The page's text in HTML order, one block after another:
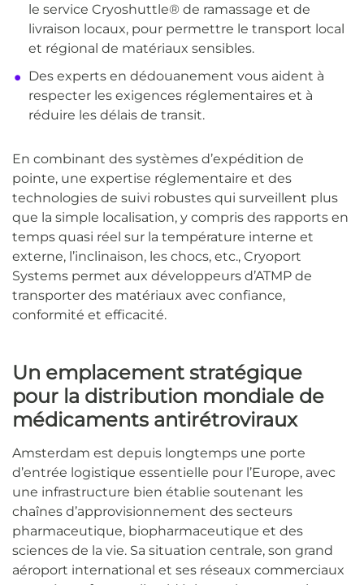
le service Cryoshuttle® de ramassage et de
livraison locaux, pour permettre le transport local
et régional de matériaux sensibles.
Des experts en dédouanement vous aident à
respecter les exigences réglementaires et à
réduire les délais de transit.
En combinant des systèmes d’expédition de
pointe, une expertise réglementaire et des
technologies de suivi robustes qui surveillent plus
que la simple localisation, y compris des rapports en
temps quasi réel sur la température interne et
externe, l’inclinaison, les chocs, etc., Cryoport
Systems permet aux développeurs d’ATMP de
transporter des matériaux avec confiance,
conformité et efficacité.
Un emplacement stratégique
pour la distribution mondiale de
médicaments antirétroviraux
Amsterdam est depuis longtemps une porte
d’entrée logistique essentielle pour l’Europe, avec
une infrastructure bien établie soutenant les
chaînes d’approvisionnement des secteurs
pharmaceutique, biopharmaceutique et des
sciences de la vie. Sa situation centrale, son grand
aéroport international et ses réseaux commerciaux